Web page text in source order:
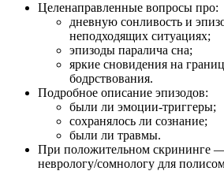
Целенаправленные вопросы про:
дневную сонливость и
неподходящих ситуациях;
эпизоды паралича сна;
яркие сновидения на
бодрствования.
Подробное описание эпизодов:
были ли эмоции-триггеры;
сохранялось ли сознание;
были ли травмы.
При положительном скрининге
неврологу/сомнологу для